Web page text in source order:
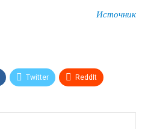
Источник
Twitter ReddIt